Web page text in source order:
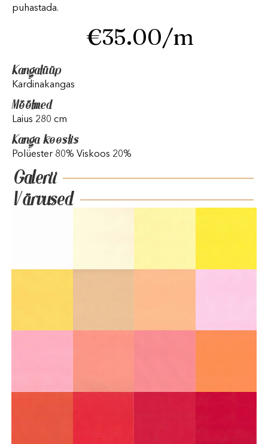
puhastada.
€35.00/m
Kangatüüp
Kardinakangas
Mõõtmed
Laius 280 cm
Kanga koostis
Polüester 80% Viskoos 20%
Galerii
Värvused